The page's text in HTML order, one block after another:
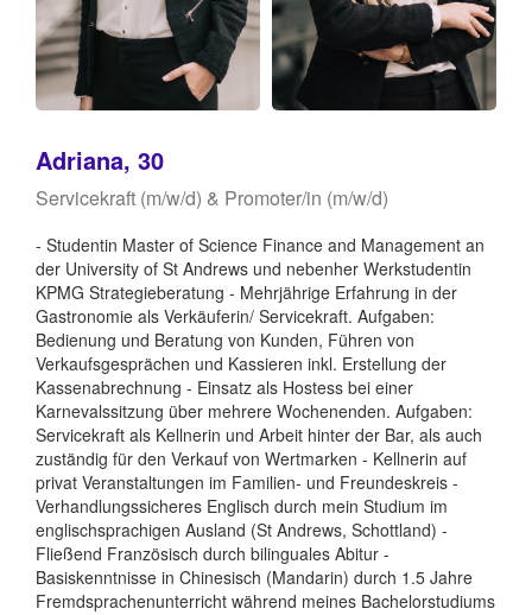
Adriana, 30
Servicekraft (m/w/d) & Promoter/in (m/w/d)
- Studentin Master of Science Finance and Management an
der University of St Andrews und nebenher Werkstudentin
KPMG Strategieberatung - Mehrjährige Erfahrung in der
Gastronomie als Verkäuferin/ Servicekraft. Aufgaben:
Bedienung und Beratung von Kunden, Führen von
Verkaufsgesprächen und Kassieren inkl. Erstellung der
Kassenabrechnung - Einsatz als Hostess bei einer
Karnevalssitzung über mehrere Wochenenden. Aufgaben:
Servicekraft als Kellnerin und Arbeit hinter der Bar, als auch
zuständig für den Verkauf von Wertmarken - Kellnerin auf
privat Veranstaltungen im Familien- und Freundeskreis -
Verhandlungssicheres Englisch durch mein Studium im
englischsprachigen Ausland (St Andrews, Schottland) -
Fließend Französisch durch bilinguales Abitur -
Basiskenntnisse in Chinesisch (Mandarin) durch 1.5 Jahre
Fremdsprachenunterricht während meines Bachelorstudiums